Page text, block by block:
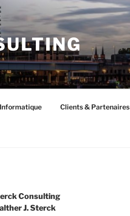
Clients & Partenaires
Consulting
J. Sterck